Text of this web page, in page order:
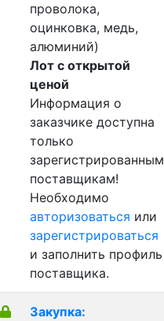
проволока,
оцинковка, медь,
алюминий)
Лот с открытой
ценой
Информация о
заказчике доступна
только
зарегистрированным
поставщикам!
Необходимо
авторизоваться или
зарегистрироваться
и заполнить профиль
поставщика.
Закупка: